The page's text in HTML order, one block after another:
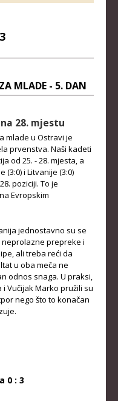
MLADE - 5. DAN
28. mjestu
mlade u Ostravi je
prvenstva. Naši kadeti
od 25. - 28. mjesta, a
i Litvanije (3:0)
poziciji. To je
Evropskim
jednostavno su se
prepreke i
ali treba reći da
u oba meča ne
odnos snaga. U praksi,
i Vučijak Marko pružili su
nego što to konačan
0 : 3